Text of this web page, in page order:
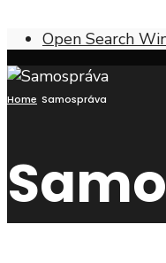
Open Search
Home Samospráva